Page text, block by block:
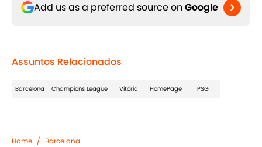
Add us as a preferred source on Google
Assuntos Relacionados
Barcelona Champions League Vitória HomePage PSG
Home / Barcelona